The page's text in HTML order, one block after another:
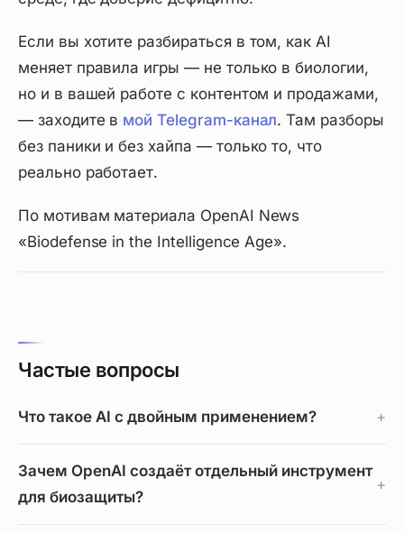
Если вы хотите разбираться в том, как AI
меняет правила игры — не только в биологии,
но и в вашей работе с контентом и продажами,
— заходите в мой Telegram-канал. Там разборы
без паники и без хайпа — только то, что
реально работает.
По мотивам материала OpenAI News
«Biodefense in the Intelligence Age».
Частые вопросы
Что такое AI с двойным применением?
Зачем OpenAI создаёт отдельный инструмент
для биозащиты?